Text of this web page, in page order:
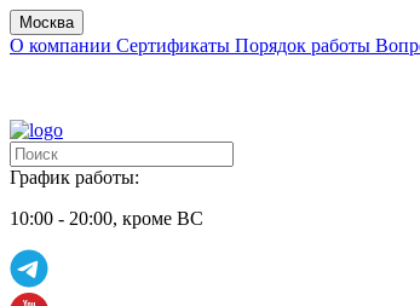
Москва
О компании Сертификаты Порядок работы
График работы:
10:00 - 20:00, кроме ВС